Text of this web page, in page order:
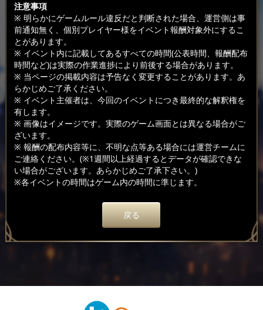
注意事項
※ 明らかにゲームルール違反だと判断された場合、運営側は事
前通知無く、個別プレイヤー様をイベント報酬対象外にするこ
とがあります。
※ イベント内に記載してあるすべての時間(公表時間、報酬配布
時間など)は実際の作業進捗により前後する場合があります。
※ 当ページの掲載内容は予告なく変更することがあります。あ
らかじめご了承ください。
※ イベント主催者は、今回のイベントにつき最終的な解釈権を
有します。
※ 画像はイメージです。実際のゲーム画面とは異なる場合がご
ざいます。
※ 報酬の配布内容等に、不明な点等ある場合には運営チームに
ご連絡ください。(※1週間以上経過するとデータが確認できな
い場合がございます。あらかじめご了承下さい。)
※各イベントの時間はゲーム内の時間に準じます。
戻る